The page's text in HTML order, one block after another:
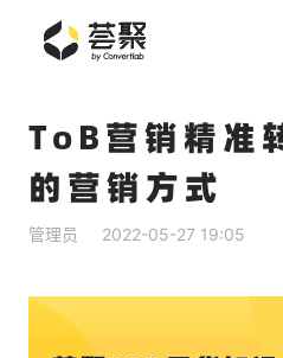
ToB营销精准
的营销方式
管理员 2022-05-27 19:05